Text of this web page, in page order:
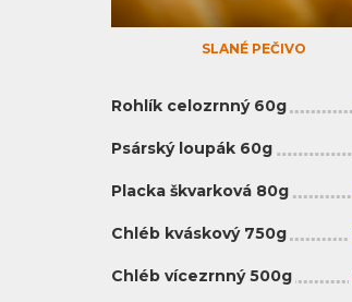
SLANÉ PEČIVO
Rohlík celozrnný 60g
Psárský loupák 60g
Placka škvarková 80g
Chléb kváskový 750g
Chléb vícezrnný 500g